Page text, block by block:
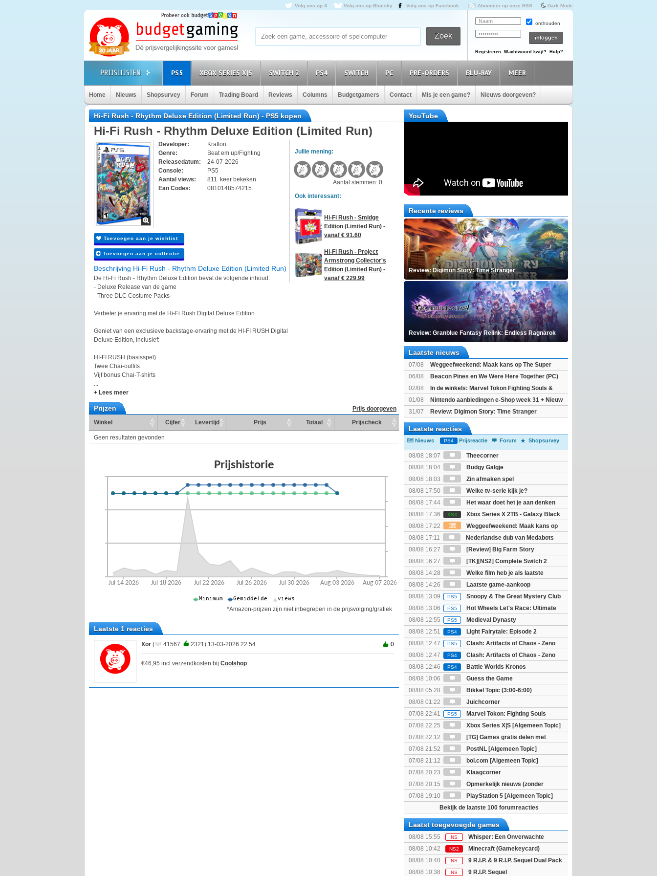
Volg ons op X Volg ons op Bluesky Volg ons op Facebook Abonneer op onze RSS Dark Mode
onthouden
Registreren Wachtwoord kwijt? Hulp?
PS5 XBOX SERIES X|S SWITCH 2 PS4 SWITCH PC PRE-ORDERS BLU-RAY MEER
Home Nieuws Shopsurvey Forum Trading Board Reviews Columns Budgetgamers Contact Mis je een game? Nieuws doorgeven?
Hi-Fi Rush - Rhythm Deluxe Edition (Limited Run) - PS5 kopen
Hi-Fi Rush - Rhythm Deluxe Edition (Limited Run)
Developer:
Krafton
Genre:
Beat em up/Fighting
Releasedatum:
24-07-2026
Console:
PS5
Aantal views:
811 keer bekeken
Ean Codes:
0810148574215
Toevoegen aan je wishlist
Toevoegen aan je collectie
Beschrijving Hi-Fi Rush - Rhythm Deluxe Edition (Limited Run)
De Hi-Fi Rush - Rhythm Deluxe Edition bevat de volgende inhoud:
- Deluxe Release van de game
- Three DLC Costume Packs
Verbeter je ervaring met de Hi-Fi Rush Digital Deluxe Edition
Geniet van een exclusieve backstage-ervaring met de HI-FI RUSH Digital
Deluxe Edition, inclusief:
HI-FI RUSH (basisspel)
Twee Chai-outfits
Vijf bonus Chai-T-shirts
+ Lees meer
Jullie mening:
Aantal stemmen: 0
Ook interessant:
Hi-Fi Rush - Smidge
Edition (Limited Run) -
vanaf € 91.60
Hi-Fi Rush - Project
Armstrong Collector's
Edition (Limited Run) -
vanaf € 229.99
Prijzen
Prijs doorgeven
Winkel
Cijfer Levertijd Prijs Totaal Prijscheck
Geen resultaten gevonden
*Amazon-prijzen zijn niet inbegrepen in de prijsvolging/grafiek
Laatste 1 reacties
Xor ( 41567 2321) 13-03-2026 22:54 0
€46,95 incl.verzendkosten bij Coolshop
YouTube
Recente reviews
Review: Digimon Story: Time Stranger
Review: Granblue Fantasy Relink: Endless Ragnarok
Laatste nieuws
07/08
Weggeefweekend: Maak kans op The Super
Mario Galaxy movie (2x)!
06/08
Beacon Pines en We Were Here Together (PC)
Gratis
02/08
In de winkels: Marvel Tokon Fighting Souls &
Beast of Reincarnation
01/08
Nintendo aanbiedingen e-Shop week 31 + Nieuw
voor Switch 2
31/07 Review: Digimon Story: Time Stranger
Laatste reacties
Nieuws PS4 Prijsreactie Forum Shopsurvey
08/08 18:07
Theecorner
08/08 18:04
Budgy Galgje
08/08 18:03
Zin afmaken spel
08/08 17:50
Welke tv-serie kijk je?
08/08 17:44
Het waar doet het je aan denken
spel! (3 posts wachten!)
08/08 17:36 XSX
Xbox Series X 2TB - Galaxy Black
Special Edition
08/08 17:22
Weggeefweekend: Maak kans op
The Super Mario Galaxy movie (2x)!
08/08 17:11
Nederlandse dub van Medabots
binnenkort geheel online...?
08/08 16:27
[Review] Big Farm Story
(uitgespeeld op SteamDeck)
08/08 16:27
[TK][NS2] Complete Switch 2
collectie
08/08 14:28
Welke film heb je als laatste
gezien?
08/08 14:26
Laatste game-aankoop
08/08 13:09
PS5
Snoopy & The Great Mystery Club
08/08 13:06
PS5
Hot Wheels Let's Race: Ultimate
Speed!
08/08 12:55 PS5
Medieval Dynasty
08/08 12:51
PS4
Light Fairytale: Episode 2
08/08 12:47
PS5
Clash: Artifacts of Chaos - Zeno
Edition
08/08 12:47 PS4
Clash: Artifacts of Chaos - Zeno
Edition
08/08 12:46 PS4
Battle Worlds Kronos
08/08 10:06
Guess the Game
08/08 05:28
Bikkel Topic (3:00-6:00)
08/08 01:22
Juichcorner
07/08 22:41
PS5
Marvel Tokon: Fighting Souls
07/08 22:25
Xbox Series X|S [Algemeen Topic]
07/08 22:12
[TG] Games gratis delen met
elkaar.
07/08 21:52
PostNL [Algemeen Topic]
07/08 21:12
bol.com [Algemeen Topic]
07/08 20:23
Klaagcorner
07/08 20:15
Opmerkelijk nieuws (zonder
politiek/religie)
07/08 19:10
PlayStation 5 [Algemeen Topic]
Bekijk de laatste 100 forumreacties
Laatst toegevoegde games
08/08 15:55 NS
Whisper: Een Onverwachte
Ontmoeting (Code in a Box)
08/08 10:42 NS2
Minecraft (Gamekeycard)
08/08 10:40
NS
9 R.I.P. & 9 R.I.P. Sequel Dual Pack
08/08 10:38
NS 9 R.I.P. Sequel